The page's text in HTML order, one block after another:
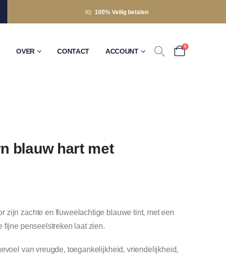
100% Veilig betalen
OVER CONTACT ACCOUNT
0
blauw hart met
zijn zachte en fluweelachtige blauwe tint, met een
fijne penseelstreken laat zien.
van vreugde, toegankelijkheid, vriendelijkheid,